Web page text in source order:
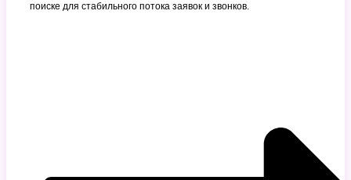
поиске для стабильного потока заявок и звонков.